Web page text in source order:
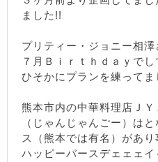
ました!!
プリティー・ジョニー相
７月Ｂｉｒｔｈｄａｙで
ひそかにプランを練ってま
熊本市内の中華料理店Ｊ
（じゃんじゃんごー）は
ス（熊本では有名）があ
ハッピーバースデェェェ